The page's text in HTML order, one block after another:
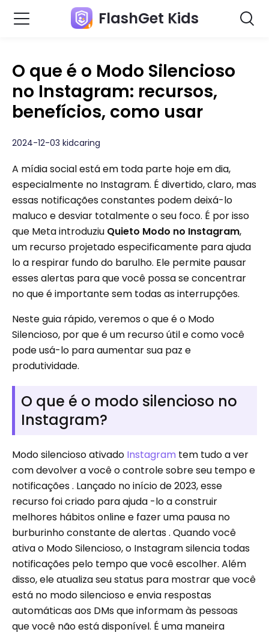
FlashGet Kids
O que é o Modo Silencioso
no Instagram: recursos,
benefícios, como usar
2024-12-03 kidcaring
A mídia social está em toda parte hoje em dia,
especialmente no Instagram. É divertido, claro, mas
essas notificações constantes podem deixá-lo
maluco e desviar totalmente o seu foco. É por isso
que Meta introduziu Quieto Modo no Instagram,
um recurso projetado especificamente para ajuda
lo a respirar fundo do barulho. Ele permite pausar
esses alertas para que você possa se concentrar
no que é importante sem todas as interrupções.
Neste guia rápido, veremos o que é o Modo
Silencioso, por que é um recurso útil e como você
pode usá-lo para aumentar sua paz e
produtividade.
O que é o modo silencioso no
Instagram?
Modo silencioso ativado Instagram tem tudo a ver
com devolver a você o controle sobre seu tempo e
notificações . Lançado no início de 2023, esse
recurso foi criado para ajuda -lo a construir
melhores hábitos online e fazer uma pausa no
burburinho constante de alertas . Quando você
ativa o Modo Silencioso, o Instagram silencia todas
notificações pelo tempo que você escolher. Além
disso, ele atualiza seu status para mostrar que você
está no modo silencioso e envia respostas
automáticas aos DMs que informam às pessoas
que você não está disponível. É uma maneira